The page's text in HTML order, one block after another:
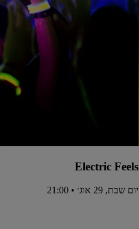
Electric Feels
יום שבת, 29 אוג׳ • 21:00